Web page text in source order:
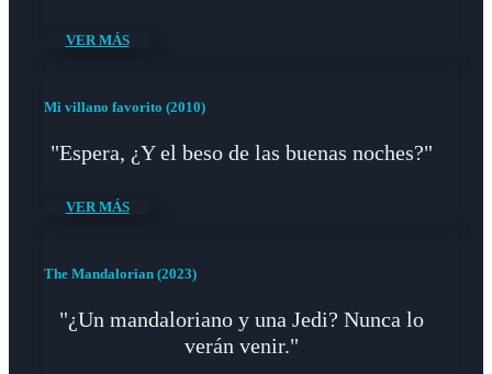
VER MÁS
Mi villano favorito (2010)
"Espera, ¿Y el beso de las buenas noches?"
VER MÁS
The Mandalorian (2023)
"¿Un mandaloriano y una Jedi? Nunca lo
verán venir."